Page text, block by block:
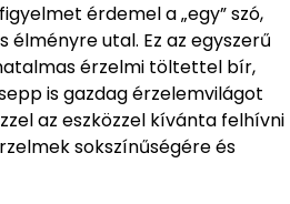
érdemel a „egy” szó,
élményre utal. Ez az egyszerű
érzelmi töltettel bír,
is gazdag érzelemvilágot
az eszközzel kívánta felhívni
sokszínűségére és